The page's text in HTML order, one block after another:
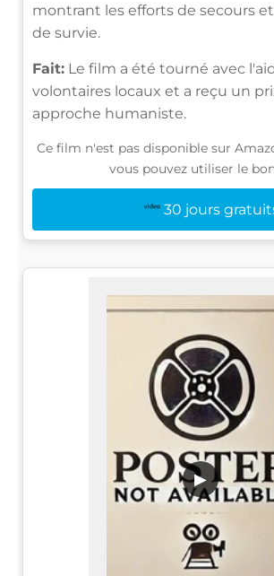
montrant les efforts de secours
de survie.
Fait: Le film a été tourné avec
volontaires locaux et a reçu un
approche humaniste.
Ce film n'est pas disponible sur
vous pouvez utiliser le
30 jours
▶